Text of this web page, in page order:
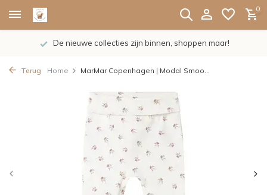
0
De nieuwe collecties zijn binnen, shoppen maar!
Terug Home MarMar Copenhagen | Modal Smoo...